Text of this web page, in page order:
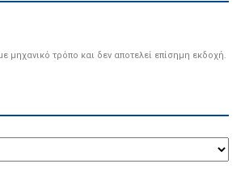
μηχανικό τρόπο και δεν αποτελεί επίσημη εκδοχή.